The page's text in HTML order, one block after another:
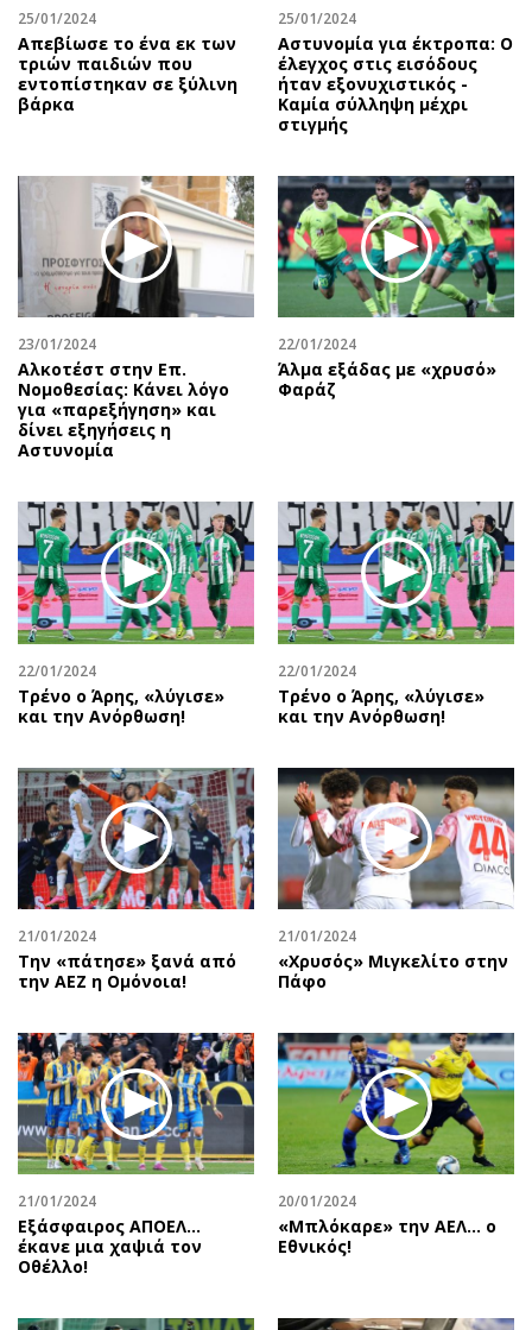
25/01/2024
Απεβίωσε το ένα εκ των
τριών παιδιών που
εντοπίστηκαν σε ξύλινη
βάρκα
25/01/2024
Αστυνομία για έκτροπα: O
έλεγχος στις εισόδους
ήταν εξονυχιστικός -
Καμία σύλληψη μέχρι
στιγμής
23/01/2024
Αλκοτέστ στην Επ.
Νομοθεσίας: Κάνει λόγο
για «παρεξήγηση» και
δίνει εξηγήσεις η
Αστυνομία
22/01/2024
Άλμα εξάδας με «χρυσό»
Φαράζ
22/01/2024
Τρένο ο Άρης, «λύγισε»
και την Ανόρθωση!
22/01/2024
Τρένο ο Άρης, «λύγισε»
και την Ανόρθωση!
21/01/2024
Την «πάτησε» ξανά από
την ΑΕΖ η Ομόνοια!
21/01/2024
«Χρυσός» Μιγκελίτο στην
Πάφο
21/01/2024
Εξάσφαιρος ΑΠΟΕΛ…
έκανε μια χαψιά τον
Οθέλλο!
20/01/2024
«Μπλόκαρε» την ΑΕΛ… ο
Εθνικός!